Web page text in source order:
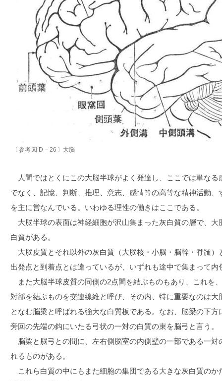
〔参考図 D－26〕大脳
人間ではとくにこの大脳半球がよく発達し、ここでは単なる
でなく、記憶、判断、推理、意志、感情等の高等な精神活動
を主に営なんでいる。いわゆる理性の働きはここである。
大脳半球の表面は神経細胞が沢山集まった灰白質の層で、大
白質がある。
大脳皮質とそれ以外の灰白質（大脳核・小脳・脳幹・脊髄）
出発点と到着点とは違っているが、いずれも途中で集まって
また大脳半球皮質の同側の2点間を結ぶものもあり、これを
対部を結ぶものを交連線維と呼び、その内、特に重要なのは
となむ脳梁と呼ばれる強大な白質板である。なお、脳梁の下
旁回の先端の鈎にいたる弓状の一対の白質の束を脳弓と言う。
脳梁と脳弓との間に、左右側脳室の内側壁の一部である一対
れるものがある。
これら白質の中にもまた細胞の集団である大きな灰白質のか